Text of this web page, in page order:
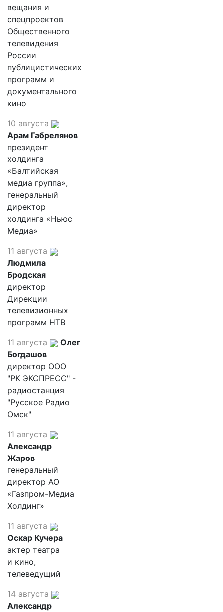
вещания и
спецпроектов
Общественного
телевидения
России
публицистических
программ и
документального
кино
10 августа
Арам Габрелянов
президент
холдинга
«Балтийская
медиа группа»,
генеральный
директор
холдинга «Ньюс
Медиа»
11 августа
Людмила
Бродская
директор
Дирекции
телевизионных
программ НТВ
11 августа
Олег
Богдашов
директор ООО
"РК ЭКСПРЕСС" -
радиостанция
"Русское Радио
Омск"
11 августа
Александр
Жаров
генеральный
директор АО
«Газпром-Медиа
Холдинг»
11 августа
Оскар Кучера
актер театра
и кино,
телеведущий
14 августа
Александр